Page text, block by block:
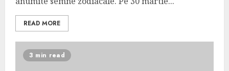
READ MORE
3 min read